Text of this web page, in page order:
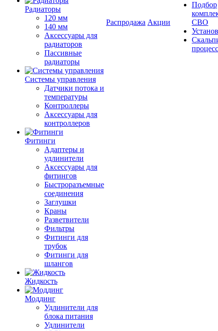
Радиаторы
120 мм
140 мм
Аксессуары для
радиаторов
Пассивные
радиаторы
Системы управления
Датчики потока и
температуры
Контроллеры
Аксессуары для
контроллеров
Фитинги
Адаптеры и
удлинители
Аксессуары для
фитингов
Быстроразъемные
соединения
Заглушки
Краны
Разветвители
Фильтры
Фитинги для
трубок
Фитинги для
шлангов
Жидкость
Моддинг
Удлинители для
блока питания
Удлинители
Распродажа Акции
Подбор
СВО